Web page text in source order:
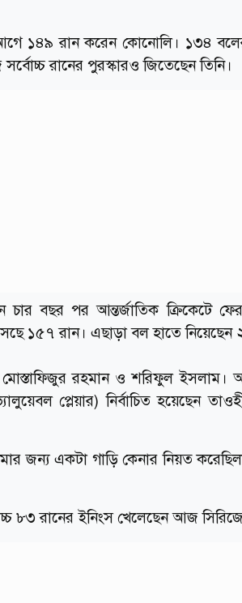
১৪৯ রান করেন কোনোলি। ১৩৪
সর্বোচ্চ রানের পুরস্কারও জিতেছেন তিনি।
চার বছর পর আন্তর্জাতিক ক্রিকেটে
১৫৭ রান। এছাড়া বল হাতে নিয়েছেন
রহমান ও শরিফুল ইসলাম।
প্লেয়ার) নির্বাচিত হয়েছেন
জন‍্য একটা গাড়ি কেনার নিয়ত
৮৩ রানের ইনিংস খেলেছেন আজ